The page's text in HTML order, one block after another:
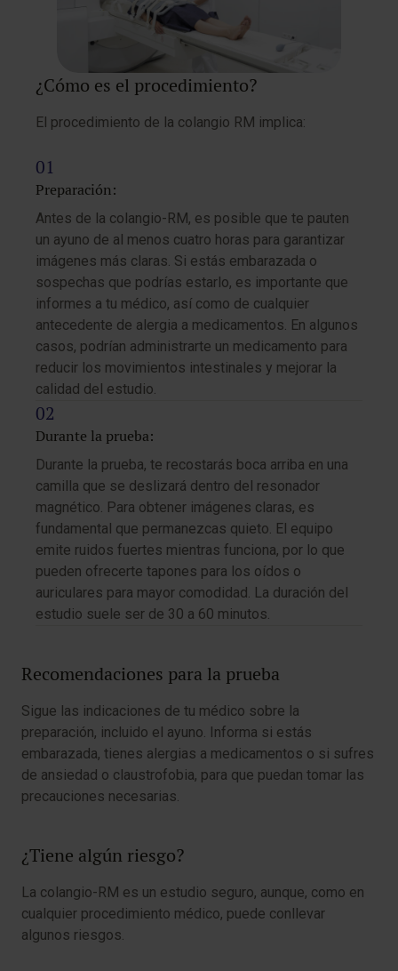
¿Cómo es el procedimiento?
El procedimiento de la colangio RM implica:
Preparación:
Antes de la colangio-RM, es posible que te pauten
un ayuno de al menos cuatro horas para garantizar
imágenes más claras. Si estás embarazada o
sospechas que podrías estarlo, es importante que
informes a tu médico, así como de cualquier
antecedente de alergia a medicamentos. En algunos
casos, podrían administrarte un medicamento para
reducir los movimientos intestinales y mejorar la
calidad del estudio.
Durante la prueba:
Durante la prueba, te recostarás boca arriba en una
camilla que se deslizará dentro del resonador
magnético. Para obtener imágenes claras, es
fundamental que permanezcas quieto. El equipo
emite ruidos fuertes mientras funciona, por lo que
pueden ofrecerte tapones para los oídos o
auriculares para mayor comodidad. La duración del
estudio suele ser de 30 a 60 minutos.
Recomendaciones para la prueba
Sigue las indicaciones de tu médico sobre la
preparación, incluido el ayuno. Informa si estás
embarazada, tienes alergias a medicamentos o si sufres
de ansiedad o claustrofobia, para que puedan tomar las
precauciones necesarias.
¿Tiene algún riesgo?
La colangio-RM es un estudio seguro, aunque, como en
cualquier procedimiento médico, puede conllevar
algunos riesgos.